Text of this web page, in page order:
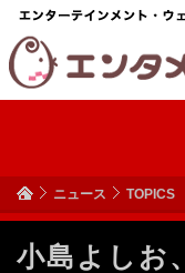
ニュース TOPICS
小島よしお